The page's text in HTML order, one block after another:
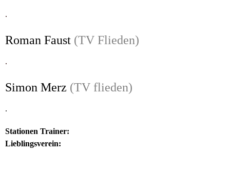
.
Roman Faust (TV Flieden)
.
Simon Merz (TV flieden)
.
Stationen Trainer:
Lieblingsverein: